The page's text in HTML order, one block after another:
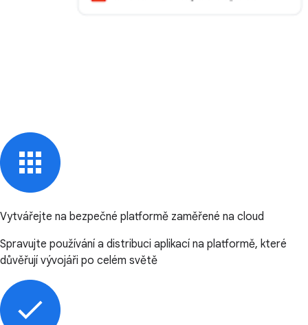
Vytvářejte na bezpečné platformě zaměřené na cloud
Spravujte používání a distribuci aplikací na platformě, které
důvěřují vývojáři po celém světě